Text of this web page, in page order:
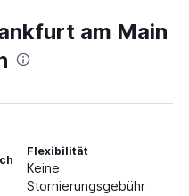
Manchester
Southampton
On Sea
Manchester
Newcastle upon Tyne
am Main
Flexibilität
Keine
Stornierungsgebühr